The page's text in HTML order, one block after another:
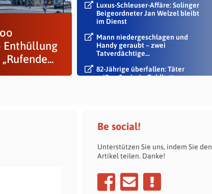
Enthüllung
Luxus-Schleuser-Affäre: Solinger
Beigeordneter Jan Welzel bleibt
im Dienst
Mann niedergeschlagen und
Handy geraubt – zwei
Tatverdächtige...
82-Jährige überfallen: Täter
reißen Seniorin Goldkette vom
Be social!
Unterstützen Sie uns, indem Sie den
Artikel teilen. Danke!